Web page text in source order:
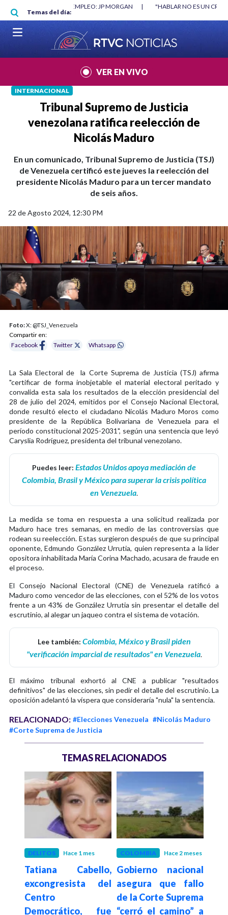
Pasar al contenido principal
Temas del día:
"HABLAR NO ES UN CRIMEN": CARTA DE BETO CORAL |
VER EN VIVO
INTERNACIONAL
Tribunal Supremo de Justicia
venezolana ratifica reelección de
Nicolás Maduro
En un comunicado, Tribunal Supremo de Justicia (TSJ)
de Venezuela certificó este jueves la reelección del
presidente Nicolás Maduro para un tercer mandato
de seis años.
22 de Agosto 2024, 12:30 PM
Foto:X: @TSJ_Venezuela
Compartir en:
Facebook
Twitter Whatsapp
La Sala Electoral de la Corte Suprema de Justicia (TSJ) afirma
"certificar de forma inobjetable el material electoral peritado y
convalida esta sala los resultados de la elección presidencial del
28 de julio del 2024, emitidos por el Consejo Nacional Electoral,
donde resultó electo el ciudadano Nicolás Maduro Moros como
presidente de la República Bolivariana de Venezuela para el
período constitucional 2025-2031", según una sentencia que leyó
Caryslia Rodríguez, presidenta del tribunal venezolano.
Puedes leer: Estados Unidos apoya mediación de
Colombia, Brasil y México para superar la crisis política
en Venezuela.
La medida se toma en respuesta a una solicitud realizada por
Maduro hace tres semanas, en medio de las controversias que
rodean su reelección. Estas surgieron después de que su principal
oponente, Edmundo González Urrutia, quien representa a la líder
opositora inhabilitada María Corina Machado, acusara de fraude en
el proceso.
El Consejo Nacional Electoral (CNE) de Venezuela ratificó a
Maduro como vencedor de las elecciones, con el 52% de los votos
frente a un 43% de González Urrutia sin presentar el detalle del
escrutinio, al alegar un jaqueo contra el sistema de votación.
Lee también: Colombia, México y Brasil piden
"verificación imparcial de resultados" en Venezuela.
El máximo tribunal exhortó al CNE a publicar "resultados
definitivos" de las elecciones, sin pedir el detalle del escrutinio. La
oposición adelantó la víspera que consideraría "nula" la sentencia.
RELACIONADO: #Elecciones Venezuela #Nicolás Maduro
#Corte Suprema de Justicia
TEMAS RELACIONADOS
DELITOS Hace 1 mes
Tatiana Cabello,
excongresista del
Centro
Democrático, fue
COLOMBIA Hace 2 meses
Gobierno nacional
asegura que fallo
de la Corte Suprema
“cerró el camino” a